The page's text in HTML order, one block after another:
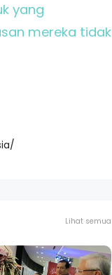
yang
mereka tidak
Lihat semua